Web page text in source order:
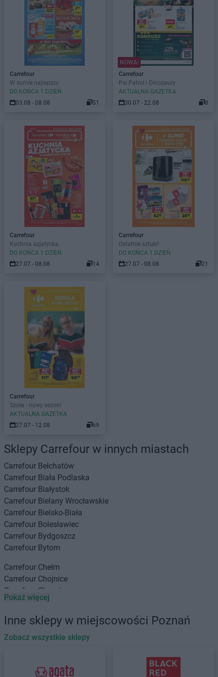
Carrefour
W sumie najlepszy
DO KOŃCA 1 DZIEŃ
03.08 - 08.08
51
NOWA!
Carrefour
Psi Patrol i Dinozaury
AKTUALNA GAZETKA
30.07 - 22.08
8
Carrefour
Kuchnia azjatycka
DO KOŃCA 1 DZIEŃ
27.07 - 08.08
14
Carrefour
Ostatnie sztuki!
DO KOŃCA 1 DZIEŃ
27.07 - 08.08
21
Carrefour
Szoła - nowy sezon!
AKTUALNA GAZETKA
27.07 - 12.08
69
Sklepy Carrefour w innych miastach
Carrefour Bełchatów
Carrefour Biała Podlaska
Carrefour Białystok
Carrefour Bielany Wrocławskie
Carrefour Bielsko-Biała
Carrefour Bolesławiec
Carrefour Bydgoszcz
Carrefour Bytom
Carrefour Chełm
Carrefour Chojnice
Carrefour
Chorzów
Carrefour Częstochowa
Carrefour Elbląg
Carrefour Gdańsk
Głogów Małopolski
Pokaż więcej
Inne sklepy w miejscowości Poznań
Zobacz wszystkie sklepy